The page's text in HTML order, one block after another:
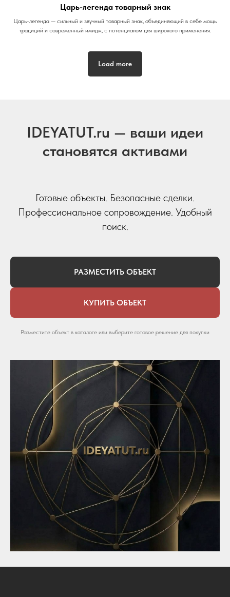
Царь-легенда товарный знак
Царь-легенда — сильный и звучный товарный знак, объединяющий в себе мощь
традиций и современный имидж, с потенциалом для широкого применения.
Load more
IDEYATUT.ru — ваши идеи
становятся активами
Готовые объекты. Безопасные сделки.
Профессиональное сопровождение. Удобный
поиск.
РАЗМЕСТИТЬ ОБЪЕКТ
КУПИТЬ ОБЪЕКТ
Разместите объект в каталоге или выберите готовое решение для покупки